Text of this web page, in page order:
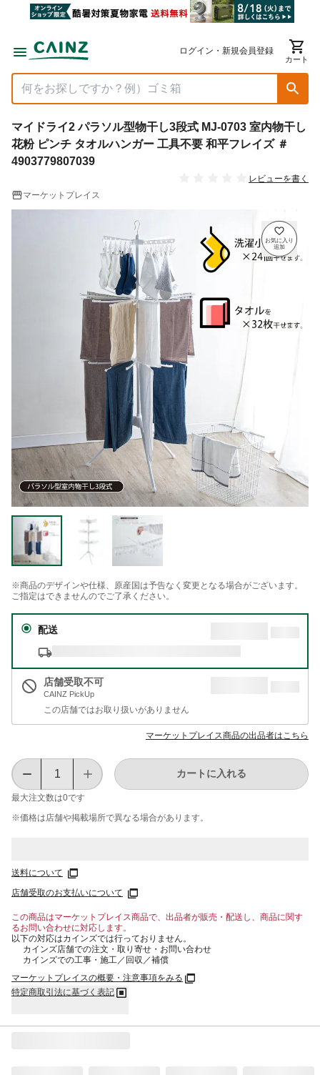
ログイン・新規会員登録
カート
マイドライ2 パラソル型物干し3段式 MJ-0703 室内物干し
花粉 ピンチ タオルハンガー 工具不要 和平フレイズ ＃
4903779807039
レビューを書く
マーケットプレイス
※商品のデザインや仕様、原産国は予告なく変更となる場合がございます。
ご指定はできませんのでご了承ください。
配送
店舗受取不可
CAINZ PickUp
この店舗ではお取り扱いがありません
マーケットプレイス商品の出品者はこちら
最大注文数は0です
カートに入れる
※価格は​店舗や​掲載場所で​異なる​場合が​あります。
送料について
店舗受取のお支払いについて
この商品はマーケットプレイス商品で、出品者が販売・配送し、商品に関す
るお問い合わせに対応します。
以下の対応はカインズでは行っておりません。
カインズ店舗での注文・取り寄せ・お問い合わせ
カインズでの工事・施工／回収／補償
マーケットプレイスの概要・注意事項をみる
特定商取引法に基づく表記